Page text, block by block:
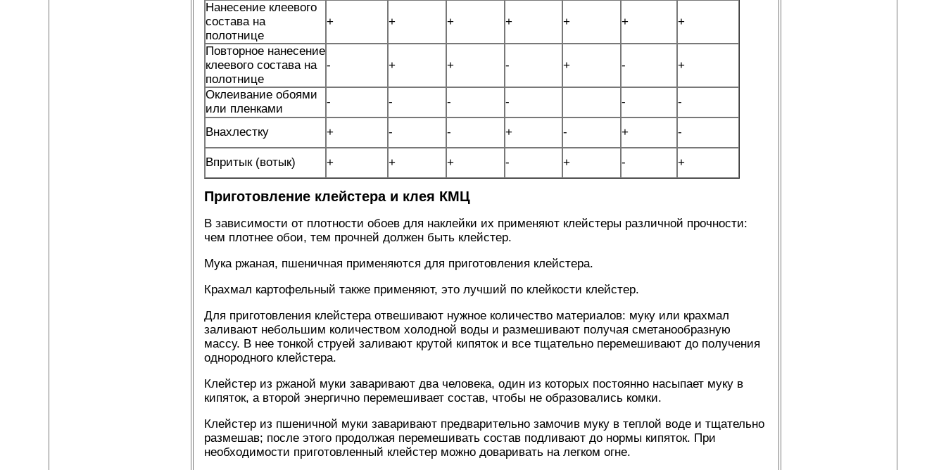
Нанесение клеевого
состава на
полотнице
+ + + + + + +
Повторное нанесение
клеевого состава на
полотнице
- + + - + - +
Оклеивание обоями
или пленками
- - - - - -
Внахлестку + - - + - + -
Впритык (вотык) + + + - + - +
Приготовление клейстера и клея КМЦ
В зависимости от плотности обоев для наклейки их применяют клейстеры различной прочности:
чем плотнее обои, тем прочней должен быть клейстер.
Мука ржаная, пшеничная применяются для приготовления клейстера.
Крахмал картофельный также применяют, это лучший по клейкости клейстер.
Для приготовления клейстера отвешивают нужное количество материалов: муку или крахмал
заливают небольшим количеством холодной воды и размешивают получая сметанообразную
массу. В нее тонкой струей заливают крутой кипяток и все тщательно перемешивают до получения
однородного клейстера.
Клейстер из ржаной муки заваривают два человека, один из которых постоянно насыпает муку в
кипяток, а второй энергично перемешивает состав, чтобы не образовались комки.
Клейстер из пшеничной муки заваривают предварительно замочив муку в теплой воде и тщательно
размешав; после этого продолжая перемешивать состав подливают до нормы кипяток. При
необходимости приготовленный клейстер можно доваривать на легком огне.